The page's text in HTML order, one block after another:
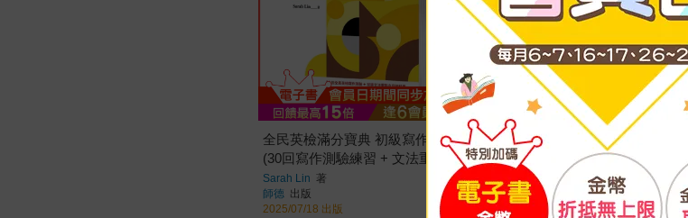
全民英檢滿分寶典 初級寫作測驗
(30回寫作測驗練習 + 文法重點
表)
Sarah Lin 著
師德 出版
2025/07/18 出版
看圖寫作練習本(第三版)(附線上
解答QR CODE)
師德出版部
著
師德出版
2025/06/27 出版